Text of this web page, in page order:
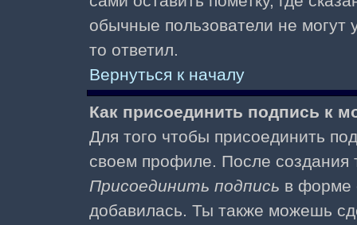
обычные пользователи не могут
то ответил.
Вернуться к началу
Как присоединить подпись к
Для того чтобы присоединить
своем профиле. После создания
Присоединить подпись в форме
добавилась. Ты также можешь